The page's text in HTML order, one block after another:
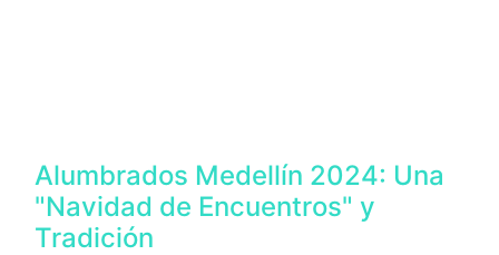
Alumbrados Medellín 2024: Una
"Navidad de Encuentros" y
Tradición